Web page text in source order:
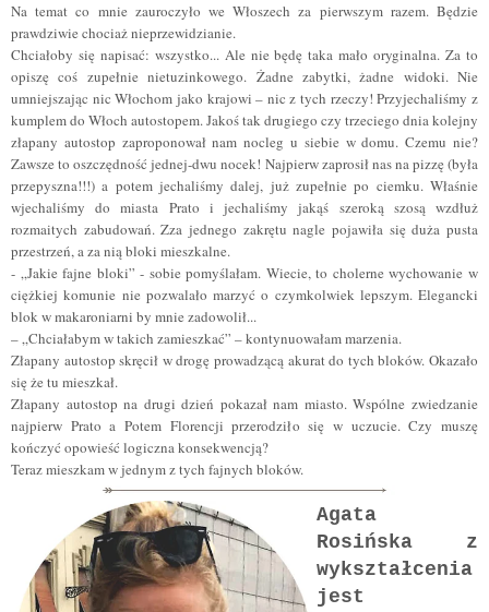
Na temat co mnie zauroczyło we Włoszech za pierwszym razem. Będzie
prawdziwie chociaż nieprzewidzianie.
Chciałoby się napisać: wszystko... Ale nie będę taka mało oryginalna. Za to
opiszę coś zupełnie nietuzinkowego. Żadne zabytki, żadne widoki. Nie
umniejszając nic Włochom jako krajowi – nic z tych rzeczy! Przyjechaliśmy z
kumplem do Włoch autostopem. Jakoś tak drugiego czy trzeciego dnia kolejny
złapany autostop zaproponował nam nocleg u siebie w domu. Czemu nie?
Zawsze to oszczędność jednej-dwu nocek! Najpierw zaprosił nas na pizzę (była
przepyszna!!!) a potem jechaliśmy dalej, już zupełnie po ciemku. Właśnie
wjechaliśmy do miasta Prato i jechaliśmy jakąś szeroką szosą wzdłuż
rozmaitych zabudowań. Zza jednego zakrętu nagle pojawiła się duża pusta
przestrzeń, a za nią bloki mieszkalne.
- „Jakie fajne bloki” - sobie pomyślałam. Wiecie, to cholerne wychowanie w
ciężkiej komunie nie pozwalało marzyć o czymkolwiek lepszym. Elegancki
blok w makaroniarni by mnie zadowolił...
– „Chciałabym w takich zamieszkać” – kontynuowałam marzenia.
Złapany autostop skręcił w drogę prowadzącą akurat do tych bloków. Okazało
się że tu mieszkał.
Złapany autostop na drugi dzień pokazał nam miasto. Wspólne zwiedzanie
najpierw Prato a Potem Florencji przerodziło się w uczucie. Czy muszę
kończyć opowieść logiczna konsekwencją?
Teraz mieszkam w jednym z tych fajnych bloków.
Agata
Rosińska z
wykształcenia
jest